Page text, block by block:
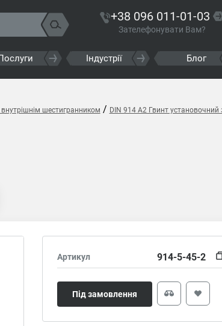
+38 096 011-01-03
Зателефонувати Вам?
Індустрії Блог
шестигранником / DIN 914 A2 Гвинт
Артикул 914-5-45-2
Під замовлення